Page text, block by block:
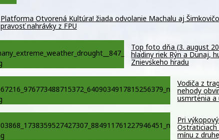
Platforma Otvorená Kultúra! žiada odvolanie Machalu aj
pravosť nahrávky z FPU
Top foto dňa (3. august
hladiny riek Rýn a Dunaj,
Znievskeho hradu
Vodiča z
nehody
usmrtenia a
Pri
mínu z